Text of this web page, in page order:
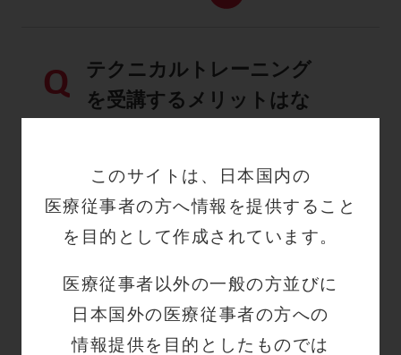
このサイトは、日本国内の
医療従事者の方へ情報を提供すること
を目的として作成されています。
医療従事者以外の一般の方並びに
日本国外の医療従事者の方への
情報提供を目的としたものでは
Q
テクニカルトレーニング
を受講するメリットはな
詳細はこちら
テクニカルトレーニング
を受講したいのですが、
病院の規制のため訪問し
ていただくことが厳しい